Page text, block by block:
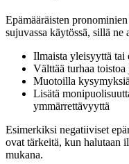
Epämääräisten
sujuvassa käytössä, sillä ne
Ilmaista yleisyyttä tai
Välttää turhaa toistoa
Muotoilla
Lisätä
ymmärrettävyyttä
Esimerkiksi negatiiviset
ovat tärkeitä, kun halutaan
mukana.